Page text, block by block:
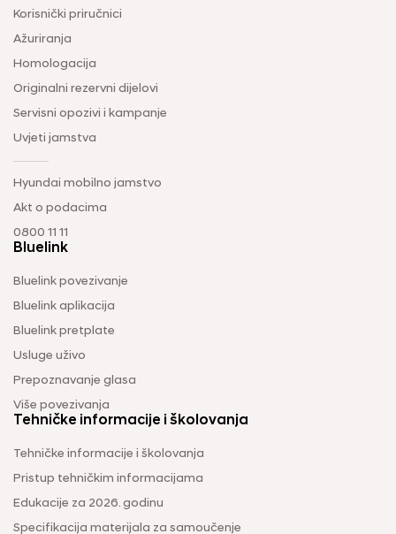
Korisnički priručnici
Ažuriranja
Homologacija
Originalni rezervni dijelovi
Servisni opozivi i kampanje
Uvjeti jamstva
Hyundai mobilno jamstvo
Akt o podacima
0800 11 11
Bluelink
Bluelink povezivanje
Bluelink aplikacija
Bluelink pretplate
Usluge uživo
Prepoznavanje glasa
Više povezivanja
Tehničke informacije i školovanja
Tehničke informacije i školovanja
Pristup tehničkim informacijama
Edukacije za 2026. godinu
Specifikacija materijala za samoučenje